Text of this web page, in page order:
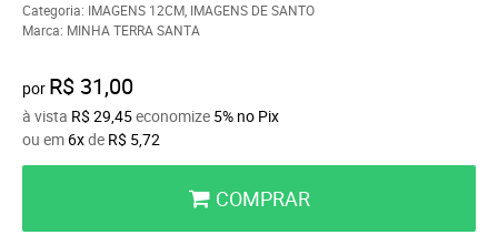
Categoria: IMAGENS 12CM IMAGENS DE SANTO
Marca: MINHA TERRA SANTA
por R$ 31,00
à vista R$ 29,45economize 5% no Pix
ou em 6xde R$ 5,72
COMPRAR